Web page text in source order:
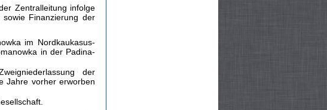
Zentralleitung infolge
Finanzierung der
im Nordkaukasus­
in der Padina-
der
Jahre vorher erworben